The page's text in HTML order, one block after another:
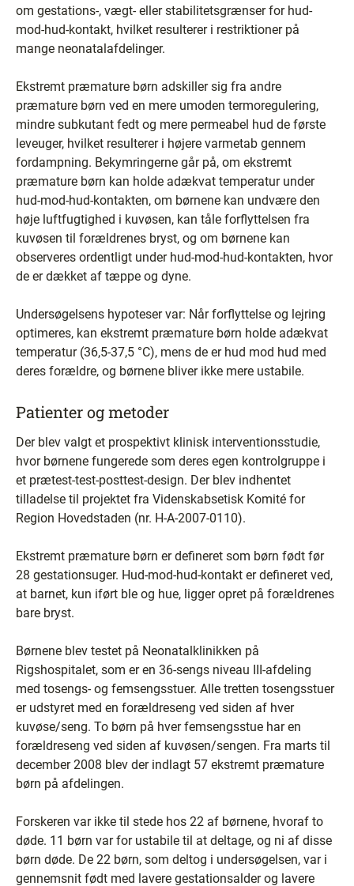
om gestations-, vægt- eller stabilitetsgrænser for hud-
mod-hud-kontakt, hvilket resulterer i restriktioner på
mange neonatalafdelinger.
Ekstremt præmature børn adskiller sig fra andre
præmature børn ved en mere umoden termoregulering,
mindre subkutant fedt og mere permeabel hud de første
leveuger, hvilket resulterer i højere varmetab gennem
fordampning. Bekymringerne går på, om ekstremt
præmature børn kan holde adækvat temperatur under
hud-mod-hud-kontakten, om børnene kan undvære den
høje luftfugtighed i kuvøsen, kan tåle forflyttelsen fra
kuvøsen til forældrenes bryst, og om børnene kan
observeres ordentligt under hud-mod-hud-kontakten, hvor
de er dækket af tæppe og dyne.
Undersøgelsens hypoteser var: Når forflyttelse og lejring
optimeres, kan ekstremt præmature børn holde adækvat
temperatur (36,5-37,5 °C), mens de er hud mod hud med
deres forældre, og børnene bliver ikke mere ustabile.
Patienter og metoder
Der blev valgt et prospektivt klinisk interventionsstudie,
hvor børnene fungerede som deres egen kontrolgruppe i
et prætest-test-posttest-design. Der blev indhentet
tilladelse til projektet fra Videnskabsetisk Komité for
Region Hovedstaden (nr. H-A-2007-0110).
Ekstremt præmature børn er defineret som børn født før
28 gestationsuger. Hud-mod-hud-kontakt er defineret ved,
at barnet, kun iført ble og hue, ligger opret på forældrenes
bare bryst.
Børnene blev testet på Neonatalklinikken på
Rigshospitalet, som er en 36-sengs niveau III-afdeling
med tosengs- og femsengsstuer. Alle tretten tosengsstuer
er udstyret med en forældreseng ved siden af hver
kuvøse/seng. To børn på hver femsengsstue har en
forældreseng ved siden af kuvøsen/sengen. Fra marts til
december 2008 blev der indlagt 57 ekstremt præmature
børn på afdelingen.
Forskeren var ikke til stede hos 22 af børnene, hvoraf to
døde. 11 børn var for ustabile til at deltage, og ni af disse
børn døde. De 22 børn, som deltog i undersøgelsen, var i
gennemsnit født med lavere gestationsalder og lavere